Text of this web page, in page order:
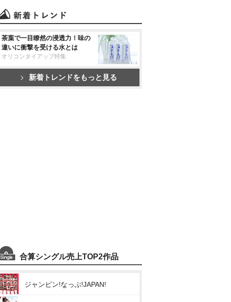
茶葉で一目瞭然の浸透力！味の
違いに衝撃を受ける水とは
オリコンタイアップ特集
新着トレンドをもっと見る
合算シングル売上TOP2作品
ジャンピン!なっぷ!JAPAN!